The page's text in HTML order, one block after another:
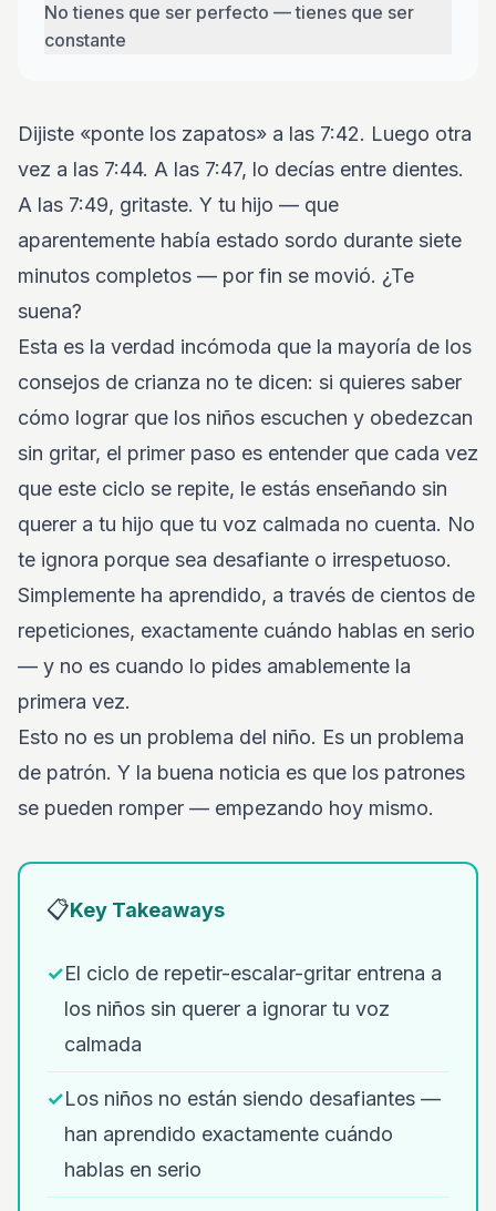
No tienes que ser perfecto — tienes que ser
constante
Dijiste «ponte los zapatos» a las 7:42. Luego otra
vez a las 7:44. A las 7:47, lo decías entre dientes.
A las 7:49, gritaste. Y tu hijo — que
aparentemente había estado sordo durante siete
minutos completos — por fin se movió. ¿Te
suena?
Esta es la verdad incómoda que la mayoría de los
consejos de crianza no te dicen: si quieres saber
cómo lograr que los niños escuchen y obedezcan
sin gritar, el primer paso es entender que cada vez
que este ciclo se repite, le estás enseñando sin
querer a tu hijo que tu voz calmada no cuenta. No
te ignora porque sea desafiante o irrespetuoso.
Simplemente ha aprendido, a través de cientos de
repeticiones, exactamente cuándo hablas en serio
— y no es cuando lo pides amablemente la
primera vez.
Esto no es un problema del niño. Es un problema
de patrón. Y la buena noticia es que los patrones
se pueden romper — empezando hoy mismo.
📋Key Takeaways
✓El ciclo de repetir-escalar-gritar entrena a
los niños sin querer a ignorar tu voz
calmada
✓Los niños no están siendo desafiantes —
han aprendido exactamente cuándo
hablas en serio